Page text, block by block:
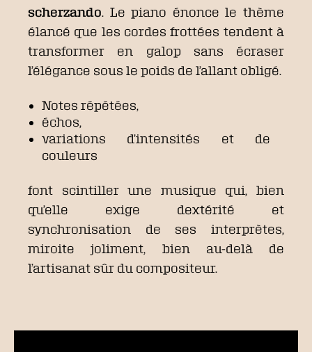
scherzando. Le piano énonce le thème
élancé que les cordes frottées tendent à
transformer en galop sans écraser
l’élégance sous le poids de l’allant obligé.
Notes répétées,
échos,
variations d’intensités et de
couleurs
font scintiller une musique qui, bien
qu’elle exige dextérité et
synchronisation de ses interprètes,
miroite joliment, bien au-delà de
l’artisanat sûr du compositeur.